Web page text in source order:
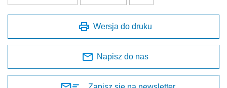
Wersja do druku
Napisz do nas